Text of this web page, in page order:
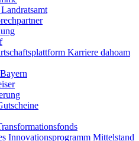
Karriere dahoam
Innovationsprogramm Mittelstand